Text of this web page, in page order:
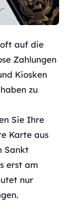
oft auf die
Zahlungen
Kiosken
zu
Sie Ihre
Karte aus
Sankt
erst am
nur